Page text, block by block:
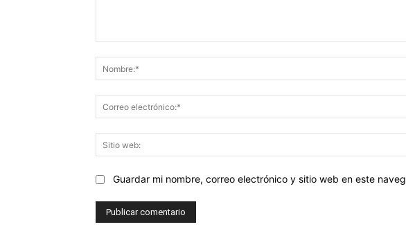
Guardar mi nombre, correo electrónico y sitio web en este